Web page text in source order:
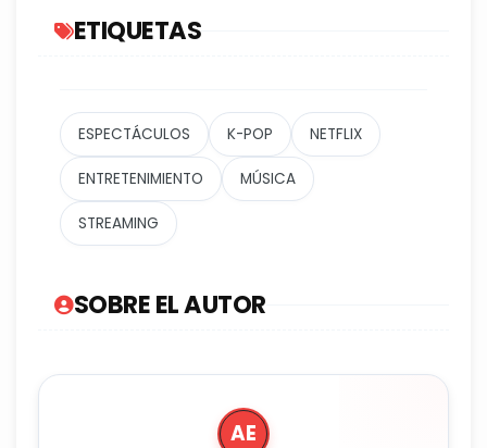
ETIQUETAS
ESPECTÁCULOS K-POP NETFLIX
ENTRETENIMIENTO MÚSICA
STREAMING
SOBRE EL AUTOR
AE